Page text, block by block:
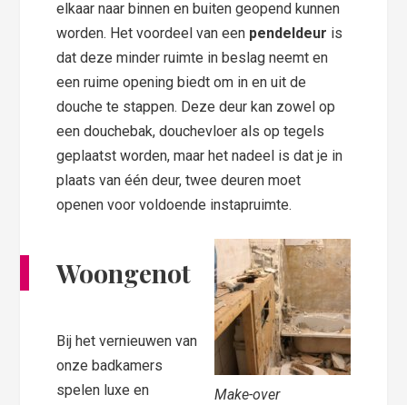
elkaar naar binnen en buiten geopend kunnen
worden. Het voordeel van een pendeldeur is
dat deze minder ruimte in beslag neemt en
een ruime opening biedt om in en uit de
douche te stappen. Deze deur kan zowel op
een douchebak, douchevloer als op tegels
geplaatst worden, maar het nadeel is dat je in
plaats van één deur, twee deuren moet
openen voor voldoende instapruimte.
Make-over
Woongenot
Bij het vernieuwen van
onze badkamers
spelen luxe en